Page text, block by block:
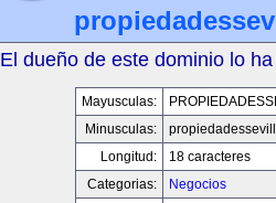
El dueño de este dominio lo
Mayusculas:
Minusculas:
Longitud:
18 caracteres
Categorias:
Negocios